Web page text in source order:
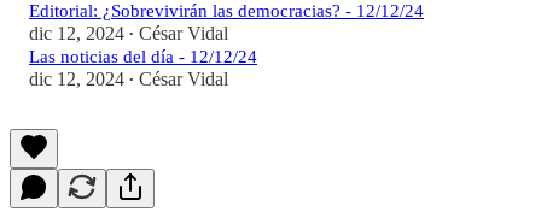
Editorial: ¿Sobrevivirán las democracias? - 12/12/24
dic 12, 2024 • César Vidal
Las noticias del día - 12/12/24
dic 12, 2024 • César Vidal